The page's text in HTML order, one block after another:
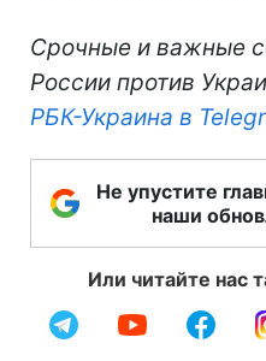
Срочные и важные
России против
РБК-Украина в
Не упустите
наши
Или читайте нас